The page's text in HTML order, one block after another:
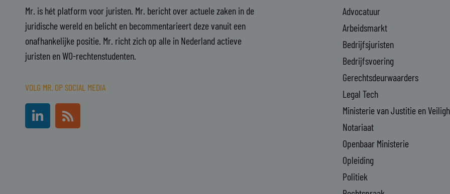
Mr. is hét platform voor juristen. Mr. bericht over actuele zaken in de
juridische wereld en belicht en becommentarieert deze vanuit een
onafhankelijke positie. Mr. richt zich op alle in Nederland actieve
juristen en WO-rechtenstudenten.
VOLG MR. OP SOCIAL MEDIA
i
R
s
Advocatuur
Arbeidsmarkt
Bedrijfsjuristen
Bedrijfsvoering
Gerechtsdeurwaarders
Legal Tech
Ministerie van Justitie en
Notariaat
Openbaar Ministerie
Opleiding
Politiek